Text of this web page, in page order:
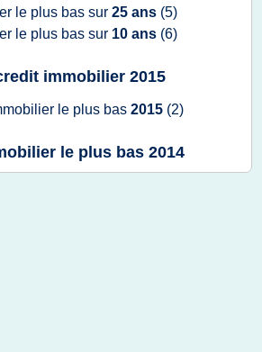
le plus bas sur 25 ans (5)
le plus bas sur 10 ans (6)
immobilier 2015
le plus bas 2015 (2)
le plus bas 2014